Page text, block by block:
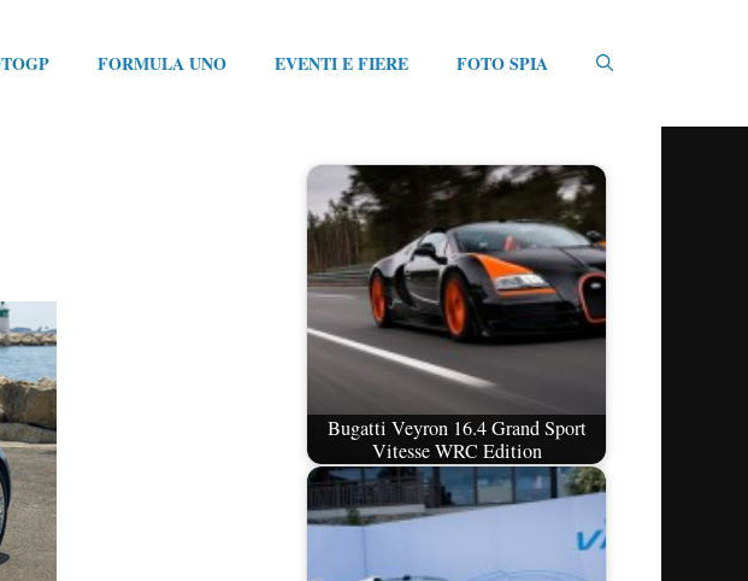
FORMULA UNO EVENTI E FIERE FOTO SPIA
Bugatti Veyron 16.4 Grand Sport
Vitesse WRC Edition